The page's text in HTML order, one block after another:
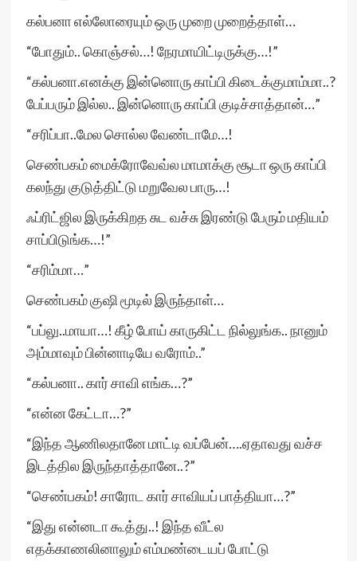
கல்பனா எல்லோரையும் ஒரு முறை முறைத்தாள்…
“போதும்.. கொஞ்சல்…! நேரமாயிட்டிருக்கு…!”
“கல்பனா.எனக்கு இன்னொரு காப்பி கிடைக்குமாம்மா..?
பேப்பரும் இல்ல.. இன்னொரு காப்பி குடிச்சாத்தான்…”
“சரிப்பா..மேல சொல்ல வேண்டாமே…!
செண்பகம் மைக்ரோவேவ்ல மாமாக்கு சூடா ஒரு காப்பி
கலந்து குடுத்திட்டு மறுவேல பாரு…!
ஃப்ரிட்ஜில இருக்கிறத சுட வச்சு இரண்டு பேரும் மதியம்
சாப்பிடுங்க…!”
“சரிம்மா…”
செண்பகம் குஷி மூடில் இருந்தாள்…
“பப்லு..மாயா…! கீழ் போய் காருகிட்ட நில்லுங்க.. நானும்
அம்மாவும் பின்னாடியே வரோம்..”
“கல்பனா.. கார் சாவி எங்க…?”
“என்ன கேட்டா…?”
“இந்த ஆணிலதானே மாட்டி வப்பேன்….ஏதாவது வச்ச
இடத்தில இருந்தாத்தானே..?”
“செண்பகம்! சாரோட கார் சாவியப் பாத்தியா…?”
“இது என்னடா கூத்து..! இந்த வீட்ல
எதக்காணலினாலும் எம்மண்டையப் போட்டு